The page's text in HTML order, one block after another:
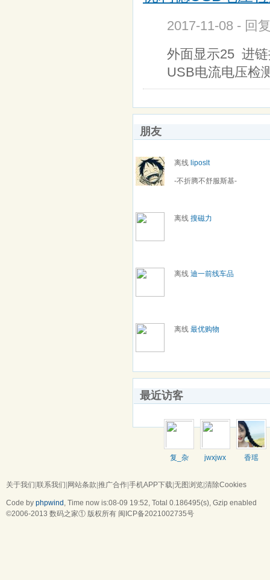
2017-11-08 - 回
外面显示25 进
USB电流电压检
朋友
离线 liposlt
-不折腾不舒服斯基-
离线 搜磁力
离线 迪一前线车品
离线 最优购物
最近访客
复_杂 jwxjwx 香瑶
关于我们|联系我们|网站条款|推广合作|手机APP下载|无图浏览|清除Cookies
Code by phpwind , Time now is:08-09 19:52, Total 0.186495(s) , Gzip enabled
©2006-2013 数码之家① 版权所有 闽ICP备2021002735号